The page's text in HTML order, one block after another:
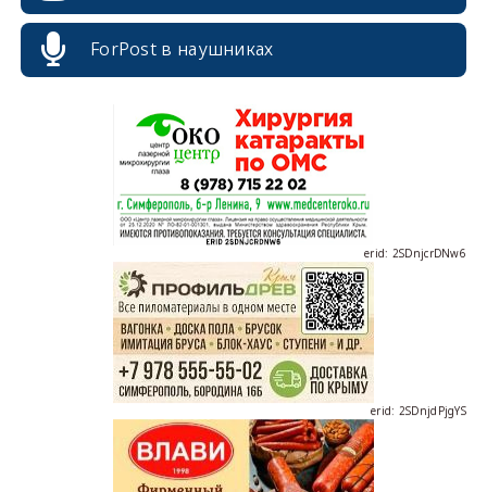
ForPost в наушниках
erid: 2SDnjcrDNw6
erid: 2SDnjdPjgYS